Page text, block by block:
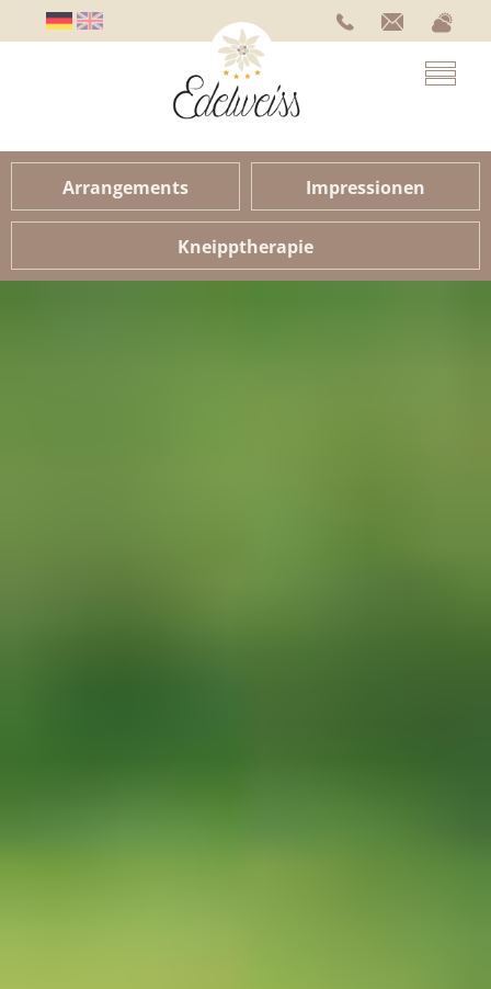
Arrangements Impressionen
Kneipptherapie